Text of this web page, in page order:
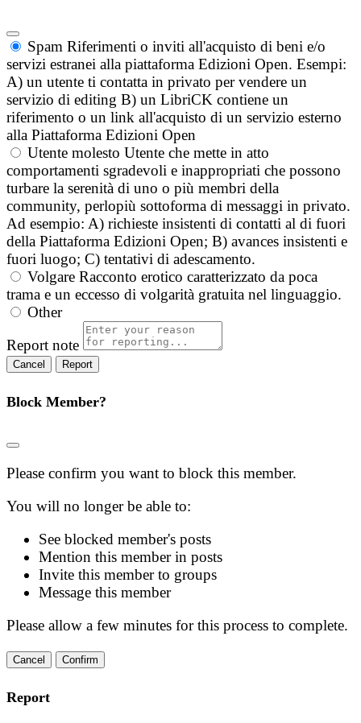
Spam Riferimenti o inviti all'acquisto di beni e/o
servizi estranei alla piattaforma Edizioni Open. Esempi:
A) un utente ti contatta in privato per vendere un
servizio di editing B) un LibriCK contiene un
riferimento o un link all'acquisto di un servizio esterno
alla Piattaforma Edizioni Open
Utente molesto Utente che mette in atto
comportamenti sgradevoli e inappropriati che possono
turbare la serenità di uno o più membri della
community, perlopiù sottoforma di messaggi in privato.
Ad esempio: A) richieste insistenti di contatti al di fuori
della Piattaforma Edizioni Open; B) avances insistenti e
fuori luogo; C) tentativi di adescamento.
Volgare Racconto erotico caratterizzato da poca
trama e un eccesso di volgarità gratuita nel linguaggio.
Other
Report note
Report
Block Member?
Please confirm you want to block this member.
You will no longer be able to:
See blocked member's posts
Mention this member in posts
Invite this member to groups
Message this member
Please allow a few minutes for this process to complete.
Confirm
Report